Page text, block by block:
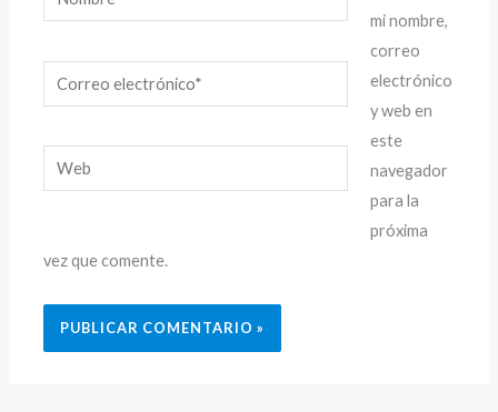
Correo
electrónico*
Web
mi nombre,
correo
electrónico
y web en
este
navegador
para la
próxima
vez que comente.